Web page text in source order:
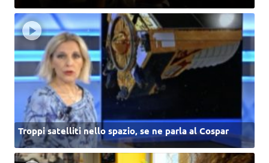
Troppi satelliti nello spazio, se ne parla al Cospar